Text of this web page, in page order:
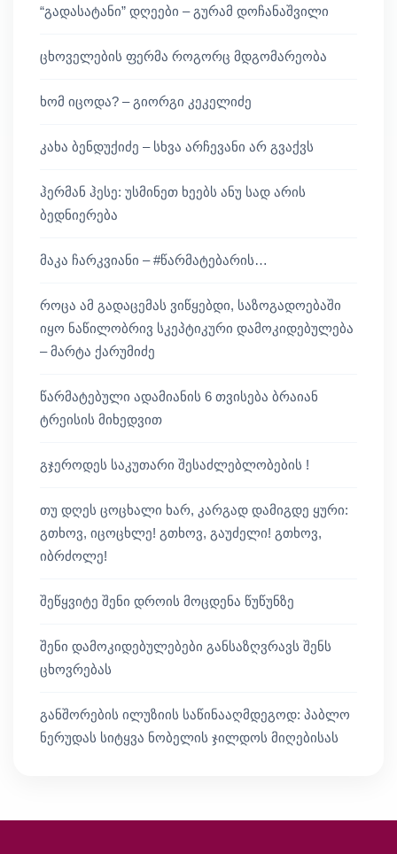
“გადასატანი” დღეები – გურამ დოჩანაშვილი
ცხოველების ფერმა როგორც მდგომარეობა
ხომ იცოდა? – გიორგი კეკელიძე
კახა ბენდუქიძე – სხვა არჩევანი არ გვაქვს
ჰერმან ჰესე: უსმინეთ ხეებს ანუ სად არის
ბედნიერება
მაკა ჩარკვიანი – #წარმატებარის…
როცა ამ გადაცემას ვიწყებდი, საზოგადოებაში
იყო ნაწილობრივ სკეპტიკური დამოკიდებულება
– მარტა ქარუმიძე
წარმატებული ადამიანის 6 თვისება ბრაიან
ტრეისის მიხედვით
გჯეროდეს საკუთარი შესაძლებლობების !
თუ დღეს ცოცხალი ხარ, კარგად დამიგდე ყური:
გთხოვ, იცოცხლე! გთხოვ, გაუძელი! გთხოვ,
იბრძოლე!
შეწყვიტე შენი დროის მოცდენა წუწუნზე
შენი დამოკიდებულებები განსაზღვრავს შენს
ცხოვრებას
განშორების ილუზიის საწინააღმდეგოდ: პაბლო
ნერუდას სიტყვა ნობელის ჯილდოს მიღებისას